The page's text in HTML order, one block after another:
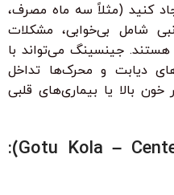
کنید (مثلاً سه ماه مصرف،
شامل بی‌خوابی، مشکلات
هستند. جینسینگ می‌تواند با
دیابت و محرک‌ها تداخل
خون بالا یا بیماری‌های قلبی
گوتو کولا (Gotu Kola – Centella asiatica):